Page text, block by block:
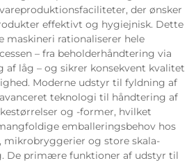
der ønsker
effektivt og hygiejnisk. Dette
maskineri rationaliserer hele
– fra beholderhåndtering via
låg – og sikrer konsekvent kvalitet
Moderne udstyr til fyldning af
teknologi til håndtering af
og -former, hvilket
emballeringsbehov hos
mikrobryggerier og store skala-
De primære funktioner af udstyr til